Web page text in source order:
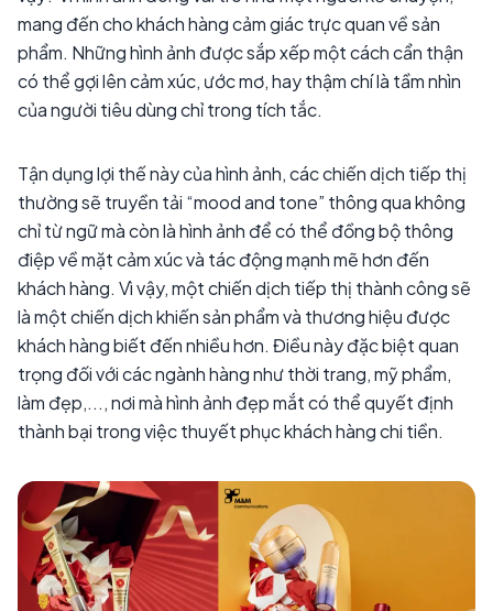
mang đến cho khách hàng cảm giác trực quan về sản
phẩm. Những hình ảnh được sắp xếp một cách cẩn thận
có thể gợi lên cảm xúc, ước mơ, hay thậm chí là tầm nhìn
của người tiêu dùng chỉ trong tích tắc.
Tận dụng lợi thế này của hình ảnh, các chiến dịch tiếp thị
thường sẽ truyền tải “mood and tone” thông qua không
chỉ từ ngữ mà còn là hình ảnh để có thể đồng bộ thông
điệp về mặt cảm xúc và tác động mạnh mẽ hơn đến
khách hàng. Vì vậy, một chiến dịch tiếp thị thành công sẽ
là một chiến dịch khiến sản phẩm và thương hiệu được
khách hàng biết đến nhiều hơn. Điều này đặc biệt quan
trọng đối với các ngành hàng như thời trang, mỹ phẩm,
làm đẹp,..., nơi mà hình ảnh đẹp mắt có thể quyết định
thành bại trong việc thuyết phục khách hàng chi tiền.